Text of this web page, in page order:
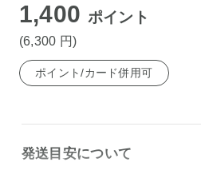
1,400 ポイント
(6,300 円)
ポイント/カード併用可
発送目安について